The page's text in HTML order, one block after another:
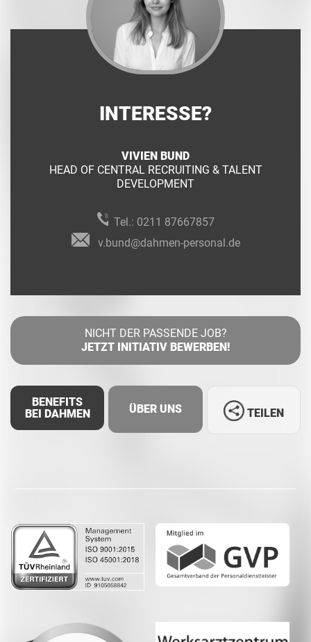
INTERESSE?
VIVIEN BUND
HEAD OF CENTRAL RECRUITING & TALENT
DEVELOPMENT
Tel.: 0211 87667857
v.bund@dahmen-personal.de
NICHT DER PASSENDE JOB?
JETZT INITIATIV BEWERBEN!
BENEFITS
BEI DAHMEN
ÜBER UNS TEILEN